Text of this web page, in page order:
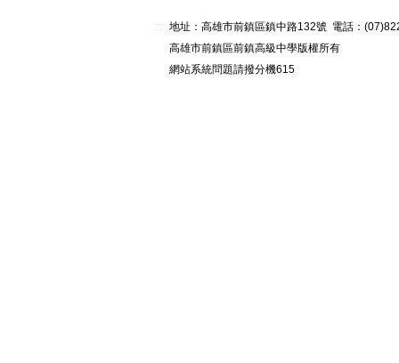
:::
地址：高雄市前鎮區鎮中路132號 電話：
高雄市前鎮區前鎮高級中學版權所有
網站系統問題請撥分機615